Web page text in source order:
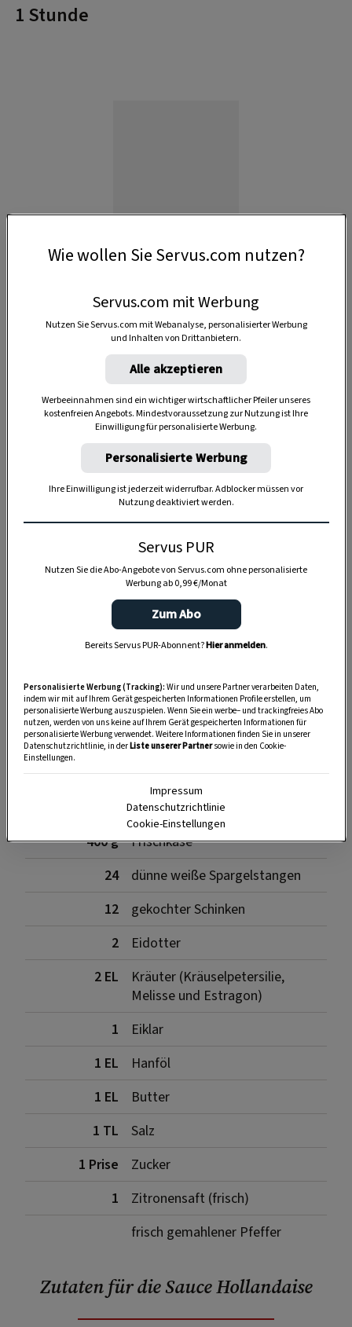
1 Stunde
Anzeige
SPEICHERN DRUCKEN
Zutaten für den Spargel
Blätterteig (aufgetaut und
ausgerollt)
400 g
Frischkäse
24
dünne weiße Spargelstangen
12
gekochter Schinken
2
Eidotter
2 EL
Kräuter (Kräuselpetersilie,
Melisse und Estragon)
1
Eiklar
1 EL
Hanföl
1 EL
Butter
1 TL
Salz
1 Prise
Zucker
1
Zitronensaft (frisch)
frisch gemahlener Pfeffer
Zutaten für die Sauce Hollandaise
Wie wollen Sie Servus.com nutzen?
Servus.com mit Werbung
Nutzen Sie Servus.com mit Webanalyse, personalisierter Werbung
und Inhalten von Drittanbietern.
Alle akzeptieren
Werbeeinnahmen sind ein wichtiger wirtschaftlicher Pfeiler unseres
kostenfreien Angebots. Mindestvoraussetzung zur Nutzung ist Ihre
Einwilligung für personalisierte Werbung.
Personalisierte Werbung
Ihre Einwilligung ist jederzeit widerrufbar. Adblocker müssen vor
Nutzung deaktiviert werden.
Servus PUR
Nutzen Sie die Abo-Angebote von Servus.com ohne personalisierte
Werbung ab 0,99 €/Monat
Zum Abo
Bereits Servus PUR-Abonnent?Hier anmelden.
Personalisierte Werbung (Tracking): Wir und unsere Partner verarbeiten Daten,
indem wir mit auf Ihrem Gerät gespeicherten Informationen Profile erstellen, um
personalisierte Werbung auszuspielen. Wenn Sie ein werbe– und trackingfreies Abo
nutzen, werden von uns keine auf Ihrem Gerät gespeicherten Informationen für
personalisierte Werbung verwendet. Weitere Informationen finden Sie in unserer
Datenschutzrichtlinie, in derListe unserer Partnersowie in den Cookie-
Einstellungen.
Impressum
Datenschutzrichtlinie
Cookie-Einstellungen